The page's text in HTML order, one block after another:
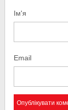
Ім'я
Email